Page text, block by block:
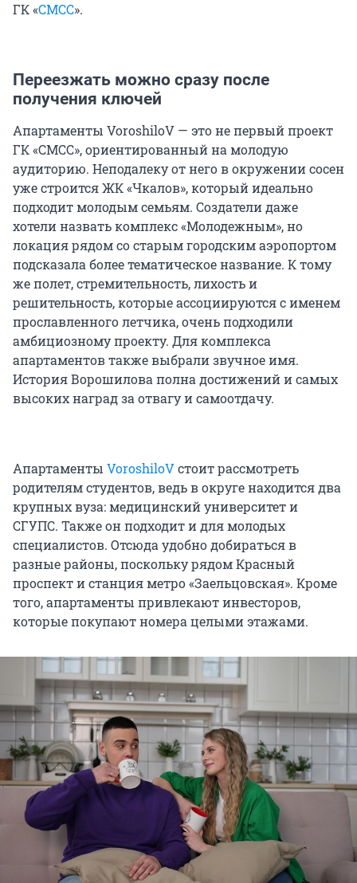
ГК «СМСС».
Переезжать можно сразу после
получения ключей
Апартаменты VoroshiloV — это не первый проект
ГК «СМСС», ориентированный на молодую
аудиторию. Неподалеку от него в окружении сосен
уже строится ЖК «Чкалов», который идеально
подходит молодым семьям. Создатели даже
хотели назвать комплекс «Молодежным», но
локация рядом со старым городским аэропортом
подсказала более тематическое название. К тому
же полет, стремительность, лихость и
решительность, которые ассоциируются с именем
прославленного летчика, очень подходили
амбициозному проекту. Для комплекса
апартаментов также выбрали звучное имя.
История Ворошилова полна достижений и самых
высоких наград за отвагу и самоотдачу.
Апартаменты VoroshiloVстоит рассмотреть
родителям студентов, ведь в округе находится два
крупных вуза: медицинский университет и
СГУПС. Также он подходит и для молодых
специалистов. Отсюда удобно добираться в
разные районы, поскольку рядом Красный
проспект и станция метро «Заельцовская». Кроме
того, апартаменты привлекают инвесторов,
которые покупают номера целыми этажами.